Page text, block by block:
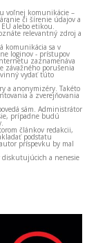
voľnej komunikácie –
či šírenie údajov a
alebo etikou.
relevantný zdroj a
komunikácia sa v
loginov - prístupov
zaznamenáva
závažného porušenia
vydať túto
a anonymizéry. Takéto
a zverejňovania
sám. Administrátor
prípadne budú
článkov redakcii,
podstatu
príspevku by mal
diskutujúcich a nenesie